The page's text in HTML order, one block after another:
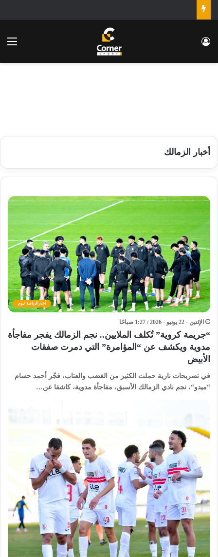
تسجيل الدخول
أخبار الزمالك
أخبار الرياضة اليوم
الإثنين - 22 يونيو - 2026 / 1:27 صباحًا
“جريمة كروية” تُكلف الملايين.. نجم الزمالك يفجر مفاجأة
مدوية ويكشف عن “المؤامرة” التي دمرت صفقات
الأبيض
في ​تصريحات نارية حملت الكثير من الغضب والعتاب، فجّر أحمد حسام
“ميدو“، نجم نادي الزمالك الأسبق، مفاجأة مدوية، كاشفا عن…